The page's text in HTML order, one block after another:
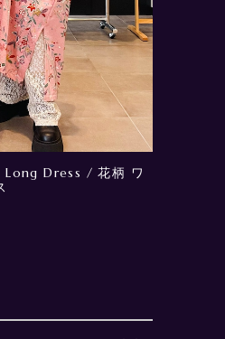
Dress / 花柄 ワ